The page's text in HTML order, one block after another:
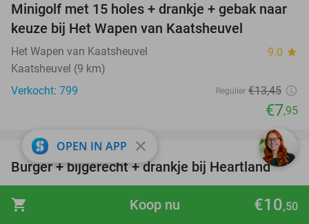
shopping_cart €10,50
Koop nu
41%
Minigolf met 15 holes + drankje + gebak naar
keuze bij Het Wapen van Kaatsheuvel
Het Wapen van Kaatsheuvel 9.0 star
Kaatsheuvel (9 km)
Verkocht: 799
Regulier €13,45
€7,95
36%
favorite_border
Burger + bijgerecht + drankje bij Heartland
Baarle-Nassau (13 km)
OPEN IN APP close